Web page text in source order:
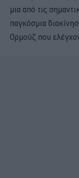
μια από τις
παγκόσμια
Ορμούζ που